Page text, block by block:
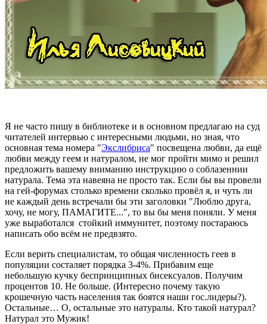
Я не часто пишу в библиотеке и в основном предлагаю на суд
читателей интервью с интересными людьми, но зная, что
основная тема номера "Экслибриса" посвещена любви, да ещё
любви между геем и натуралом, не мог пройти мимо и решил
предложить вашему вниманию инструкцию о соблазеннии
натурала. Тема эта навеяна не просто так. Если бы вы провели
на гей-форумах столько времени сколько провёл я, и чуть ли
не каждый день встречали бы эти заголовки "Люблю друга,
хочу, не могу, ПАМАГИТЕ...", то вы бы меня поняли. У меня
уже выработался стойкий иммунитет, поэтому постараюсь
написать обо всём не предвзято.
Если верить специалистам, то общая численность геев в
популяции состаляет порядка 3-4%. Прибавим еще
небольшую кучку беспринципных бисексуалов. Получим
процентов 10. Не больше. (Интересно почему такую
крошечную часть населения так боятся наши гос.лидеры?).
Остальные… О, остальные это натуралы. Кто такой натурал?
Натурал это Мужик!